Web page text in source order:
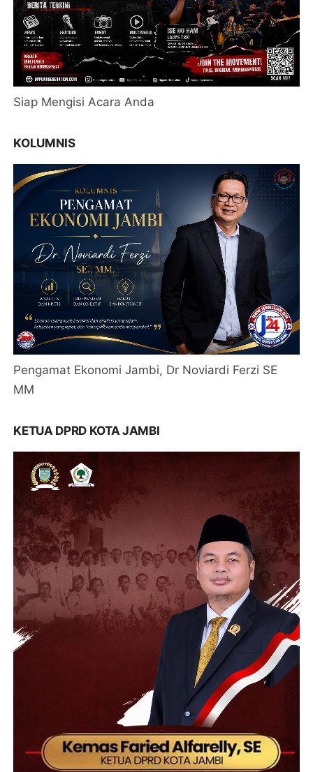
Siap Mengisi Acara Anda
KOLUMNIS
Pengamat Ekonomi Jambi, Dr Noviardi Ferzi SE
MM
KETUA DPRD KOTA JAMBI